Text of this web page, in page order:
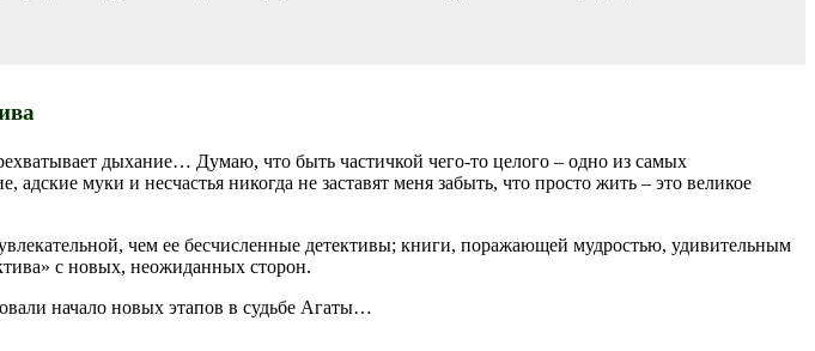
дыхание… Думаю, что быть частичкой чего-то целого – одно из самых
муки и несчастья никогда не заставят меня забыть, что просто жить – это великое
чем ее бесчисленные детективы; книги, поражающей мудростью, удивительным
с новых, неожиданных сторон.
начало новых этапов в судьбе Агаты…